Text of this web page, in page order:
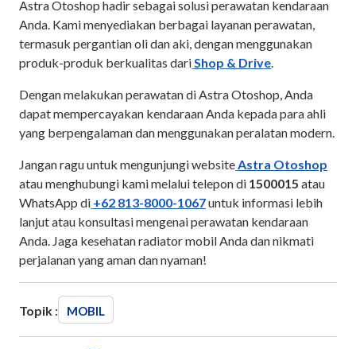
Astra Otoshop hadir sebagai solusi perawatan kendaraan
Anda. Kami menyediakan berbagai layanan perawatan,
termasuk pergantian oli dan aki, dengan menggunakan
produk-produk berkualitas dariShop & Drive.
Dengan melakukan perawatan di Astra Otoshop, Anda
dapat mempercayakan kendaraan Anda kepada para ahli
yang berpengalaman dan menggunakan peralatan modern.
Jangan ragu untuk mengunjungi websiteAstra Otoshop
atau menghubungi kami melalui telepon di 1500015 atau
WhatsApp di +62 813-8000-1067untuk informasi lebih
lanjut atau konsultasi mengenai perawatan kendaraan
Anda. Jaga kesehatan radiator mobil Anda dan nikmati
perjalanan yang aman dan nyaman!
Topik : MOBIL